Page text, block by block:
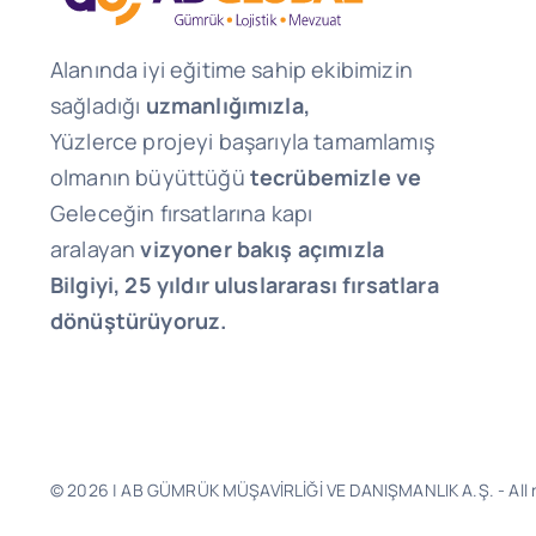
Alanında iyi eğitime sahip ekibimizin
sağladığı uzmanlığımızla,
Yüzlerce projeyi başarıyla tamamlamış
olmanın büyüttüğü tecrübemizle ve
Geleceğin fırsatlarına kapı
aralayanvizyoner bakış açımızla
Bilgiyi, 25 yıldır uluslararası fırsatlara
dönüştürüyoruz.
© 2026 | AB GÜMRÜK MÜŞAVİRLİĞİ VE DANIŞMANLIK A.Ş. -